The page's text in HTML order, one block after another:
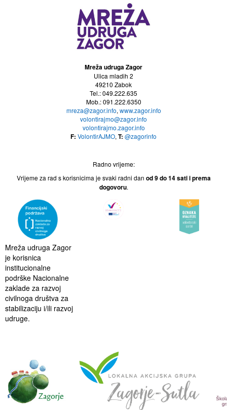
Mreža udruga Zagor
Ulica mladih 2
49210 Zabok
Tel.: 049.222.635
Mob.: 091.222.6350
mreza@zagor.info, www.zagor.info
volontirajmo@zagor.info
volontirajmo.zagor.info
F: VolontirAJMO, T: @zagorinfo
Radno vrijeme:
Vrijeme za rad s korisnicima je svaki radni dan od 9 do 14sati i prema
dogovoru.
Mreža udruga Zagor
je korisnica
institucionalne
podrške Nacionalne
zaklade za razvoj
civilnoga društva za
stabilizaciju i/ili razvoj
udruge.